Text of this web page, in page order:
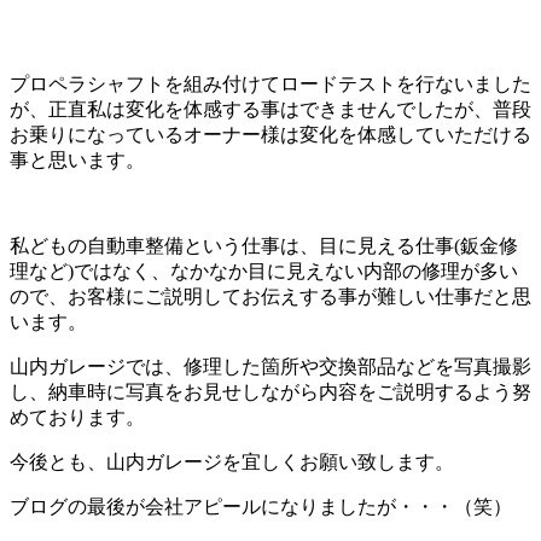
プロペラシャフトを組み付けてロードテストを行ないました
が、正直私は変化を体感する事はできませんでしたが、普段
お乗りになっているオーナー様は変化を体感していただける
事と思います。
私どもの自動車整備という仕事は、目に見える仕事(鈑金修
理など)ではなく、なかなか目に見えない内部の修理が多い
ので、お客様にご説明してお伝えする事が難しい仕事だと思
います。
山内ガレージでは、修理した箇所や交換部品などを写真撮影
し、納車時に写真をお見せしながら内容をご説明するよう努
めております。
今後とも、山内ガレージを宜しくお願い致します。
ブログの最後が会社アピールになりましたが・・・（笑）